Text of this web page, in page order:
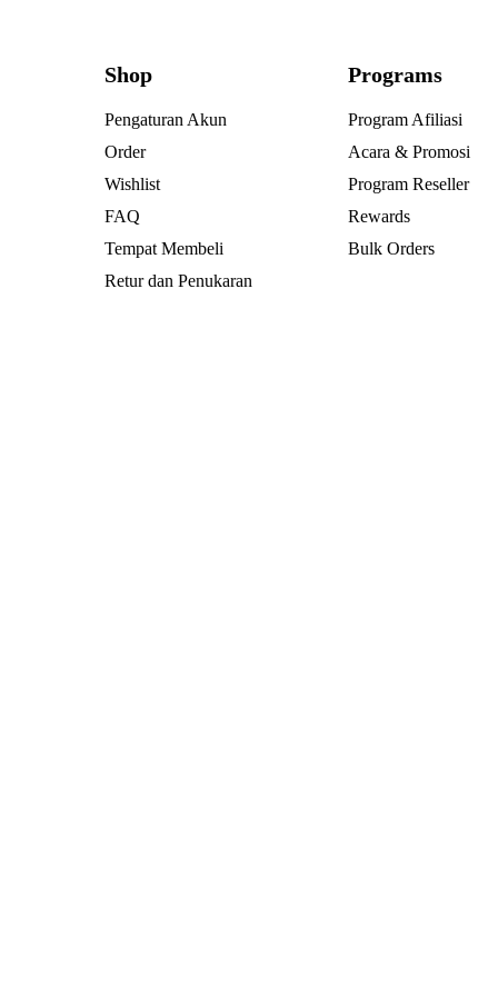
Shop
Pengaturan Akun
Order
Wishlist
FAQ
Tempat Membeli
Retur dan Penukaran
Programs
Program Afiliasi
Acara & Promosi
Program Reseller
Rewards
Bulk Orders